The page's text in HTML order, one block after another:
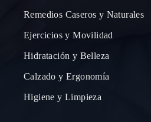
Remedios Caseros y Naturales
Ejercicios y Movilidad
Hidratación y Belleza
Calzado y Ergonomía
Higiene y Limpieza